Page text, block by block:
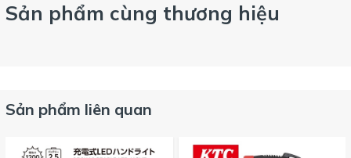
Sản phẩm cùng thương hiệu
Sản phẩm liên quan